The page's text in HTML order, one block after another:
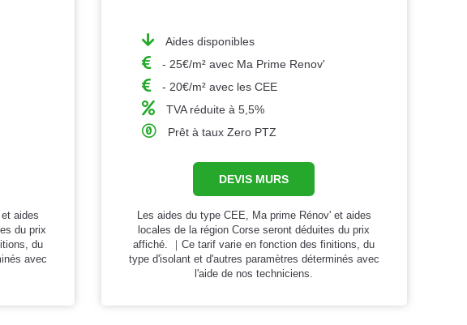
aides
du prix
du
avec
Aides disponibles
- 25€/m² avec Ma Prime Renov'
- 20€/m² avec les CEE
TVA réduite à 5,5%
Prêt à taux Zero PTZ
DEVIS MURS
Les aides du type CEE, Ma prime Rénov' et aides
locales de la région Corse seront déduites du prix
affiché. ｜Ce tarif varie en fonction des finitions, du
type d'isolant et d'autres paramètres déterminés avec
l'aide de nos techniciens.